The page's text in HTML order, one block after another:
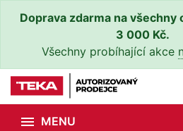
Doprava zdarma na všechny
3 000 Kč.
Všechny probíhající akce
 MENU